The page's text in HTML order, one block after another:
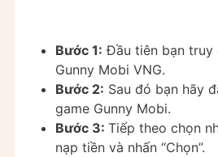
Bước 1: Đầu tiên bạn truy
Gunny Mobi VNG.
Bước 2: Sau đó bạn hãy
game Gunny Mobi.
Bước 3: Tiếp theo chọn
nạp tiền và nhấn “Chọn”.